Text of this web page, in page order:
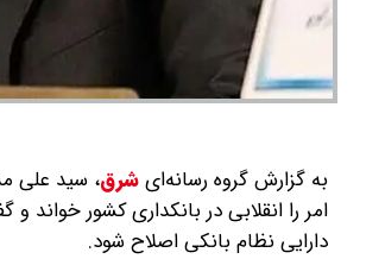
به گزارش گروه رسانه‌ایشرق، سید علی
دارایی نظام بانکی اصلاح شود.